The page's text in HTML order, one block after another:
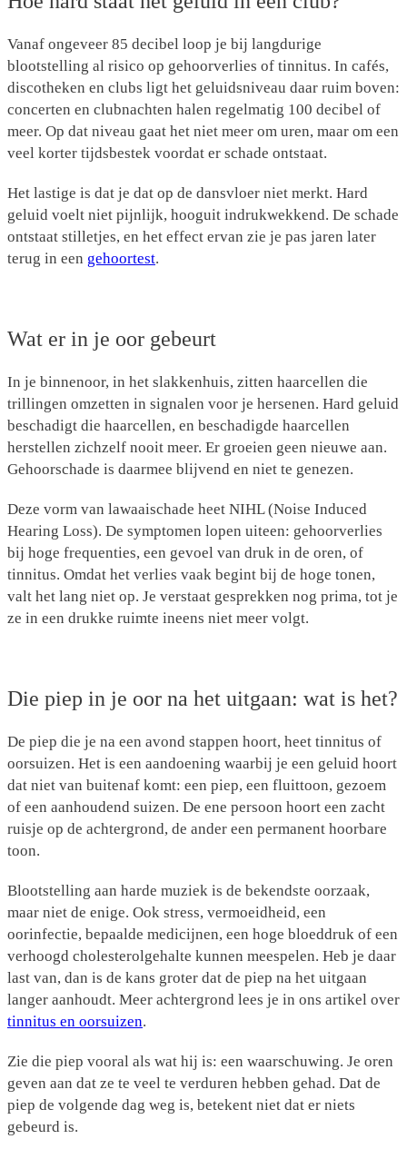
Vanaf ongeveer 85 decibel loop je bij langdurige
blootstelling al risico op gehoorverlies of tinnitus. In cafés,
discotheken en clubs ligt het geluidsniveau daar ruim boven:
concerten en clubnachten halen regelmatig 100 decibel of
meer. Op dat niveau gaat het niet meer om uren, maar om een
veel korter tijdsbestek voordat er schade ontstaat.
Het lastige is dat je dat op de dansvloer niet merkt. Hard
geluid voelt niet pijnlijk, hooguit indrukwekkend. De schade
ontstaat stilletjes, en het effect ervan zie je pas jaren later
terug in een gehoortest.
Wat er in je oor gebeurt
In je binnenoor, in het slakkenhuis, zitten haarcellen die
trillingen omzetten in signalen voor je hersenen. Hard geluid
beschadigt die haarcellen, en beschadigde haarcellen
herstellen zichzelf nooit meer. Er groeien geen nieuwe aan.
Gehoorschade is daarmee blijvend en niet te genezen.
Deze vorm van lawaaischade heet NIHL (Noise Induced
Hearing Loss). De symptomen lopen uiteen: gehoorverlies
bij hoge frequenties, een gevoel van druk in de oren, of
tinnitus. Omdat het verlies vaak begint bij de hoge tonen,
valt het lang niet op. Je verstaat gesprekken nog prima, tot je
ze in een drukke ruimte ineens niet meer volgt.
Die piep in je oor na het uitgaan: wat is het?
De piep die je na een avond stappen hoort, heet tinnitus of
oorsuizen. Het is een aandoening waarbij je een geluid hoort
dat niet van buitenaf komt: een piep, een fluittoon, gezoem
of een aanhoudend suizen. De ene persoon hoort een zacht
ruisje op de achtergrond, de ander een permanent hoorbare
toon.
Blootstelling aan harde muziek is de bekendste oorzaak,
maar niet de enige. Ook stress, vermoeidheid, een
oorinfectie, bepaalde medicijnen, een hoge bloeddruk of een
verhoogd cholesterolgehalte kunnen meespelen. Heb je daar
last van, dan is de kans groter dat de piep na het uitgaan
langer aanhoudt. Meer achtergrond lees je in ons artikel over
tinnitus en oorsuizen.
Zie die piep vooral als wat hij is: een waarschuwing. Je oren
geven aan dat ze te veel te verduren hebben gehad. Dat de
piep de volgende dag weg is, betekent niet dat er niets
gebeurd is.